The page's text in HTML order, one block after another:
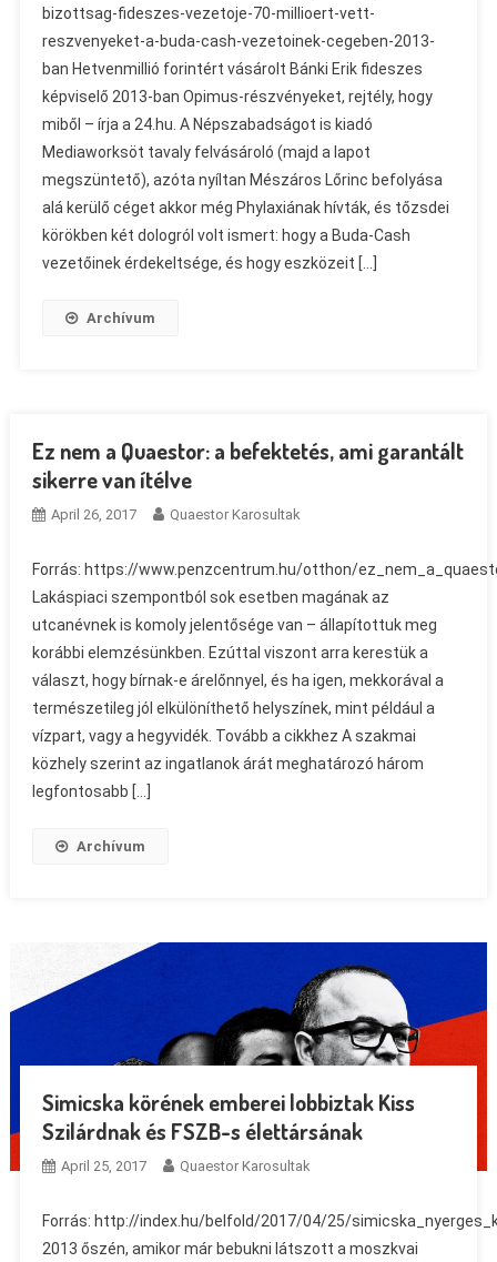
bizottsag-fideszes-vezetoje-70-millioert-vett-
reszvenyeket-a-buda-cash-vezetoinek-cegeben-2013-
ban Hetvenmillió forintért vásárolt Bánki Erik fideszes
képviselő 2013-ban Opimus-részvényeket, rejtély, hogy
miből – írja a 24.hu. A Népszabadságot is kiadó
Mediaworksöt tavaly felvásároló (majd a lapot
megszüntető), azóta nyíltan Mészáros Lőrinc befolyása
alá kerülő céget akkor még Phylaxiának hívták, és tőzsdei
körökben két dologról volt ismert: hogy a Buda-Cash
vezetőinek érdekeltsége, és hogy eszközeit […]
Archívum
Ez nem a Quaestor: a befektetés, ami garantált
sikerre van ítélve
April 26, 2017 Quaestor Karosultak
Forrás: https://www.penzcentrum.hu/otthon/
Lakáspiaci szempontból sok esetben magának az
utcanévnek is komoly jelentősége van – állapítottuk meg
korábbi elemzésünkben. Ezúttal viszont arra kerestük a
választ, hogy bírnak-e árelőnnyel, és ha igen, mekkorával a
természetileg jól elkülöníthető helyszínek, mint például a
vízpart, vagy a hegyvidék. Tovább a cikkhez A szakmai
közhely szerint az ingatlanok árát meghatározó három
legfontosabb […]
Archívum
Simicska körének emberei lobbiztak Kiss
Szilárdnak és FSZB-s élettársának
April 25, 2017 Quaestor Karosultak
Forrás: http://index.hu/belfold/2017/04/25/
2013 őszén, amikor már bebukni látszott a moszkvai